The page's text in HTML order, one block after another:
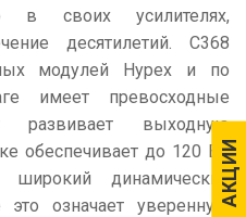
АКЦИИ
АКЦИИ
в своих усилителях,
десятилетий. C368
модулей Hypex и по
имеет превосходные
развивает выходную
обеспечивает до 120 Вт,
широкий динамический
означает уверенную